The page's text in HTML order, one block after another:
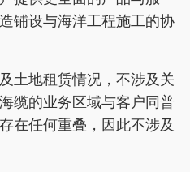
铺设与海洋工程施工的协
土地租赁情况，不涉及关
缆的业务区域与客户同普
在任何重叠，因此不涉及